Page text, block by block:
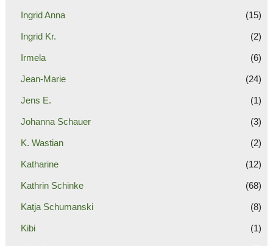
Ingrid Anna (15)
Ingrid Kr. (2)
Irmela (6)
Jean-Marie (24)
Jens E. (1)
Johanna Schauer (3)
K. Wastian (2)
Katharine (12)
Kathrin Schinke (68)
Katja Schumanski (8)
Kibi (1)